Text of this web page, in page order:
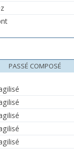
PASSÉ COMPOSÉ